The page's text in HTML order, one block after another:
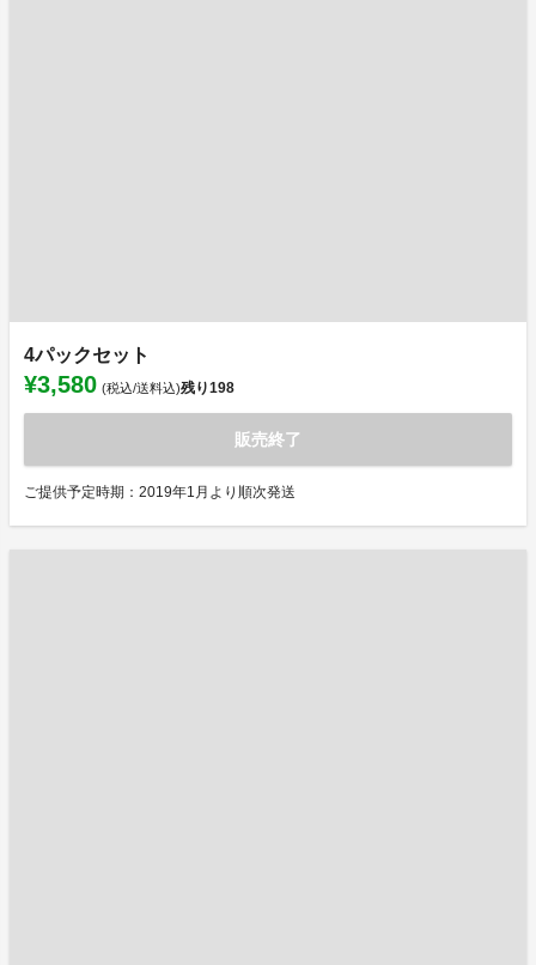
4パックセット
¥3,580 (税込/送料込)残り198
販売終了
ご提供予定時期：2019年1月より順次発送